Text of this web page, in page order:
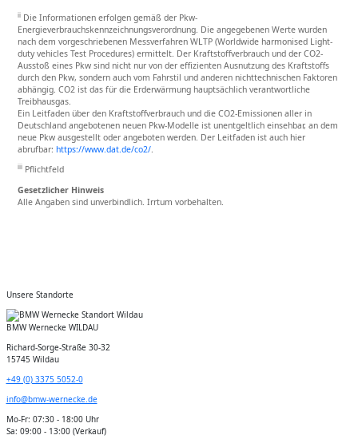
ii Die Informationen erfolgen gemäß der Pkw-
Energieverbrauchskennzeichnungsverordnung. Die angegebenen Werte wurden
nach dem vorgeschriebenen Messverfahren WLTP (Worldwide harmonised Light-
duty vehicles Test Procedures) ermittelt. Der Kraftstoffverbrauch und der CO2-
Ausstoß eines Pkw sind nicht nur von der effizienten Ausnutzung des Kraftstoffs
durch den Pkw, sondern auch vom Fahrstil und anderen nichttechnischen Faktoren
abhängig. CO2 ist das für die Erderwärmung hauptsächlich verantwortliche
Treibhausgas.
Ein Leitfaden über den Kraftstoffverbrauch und die CO2-Emissionen aller in
Deutschland angebotenen neuen Pkw-Modelle ist unentgeltlich einsehbar, an dem
neue Pkw ausgestellt oder angeboten werden. Der Leitfaden ist auch hier
abrufbar:https://www.dat.de/co2/.
iii Pflichtfeld
Gesetzlicher Hinweis
Alle Angaben sind unverbindlich. Irrtum vorbehalten.
Unsere Standorte
BMW Wernecke WILDAU
Richard-Sorge-Straße 30-32
15745 Wildau
+49 (0) 3375 5052-0
info@bmw-wernecke.de
Mo-Fr: 07:30 - 18:00 Uhr
Sa: 09:00 - 13:00 (Verkauf)